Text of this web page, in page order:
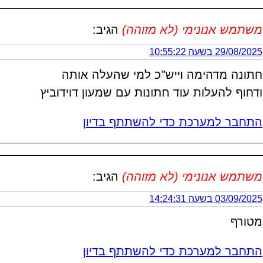
משתמש אנונימי (לא מזוהה) הגיב:
29/08/2025 בשעה 10:55:22
חתונה מדהימה וייש"כ למי שהעלה אותה
ודחוף להעלות עוד חתונות עם שמעון דוידוביץ
התחבר למערכת כדי להשתתף בדיון
משתמש אנונימי (לא מזוהה) הגיב:
03/09/2025 בשעה 14:24:31
מטורף
התחבר למערכת כדי להשתתף בדיון